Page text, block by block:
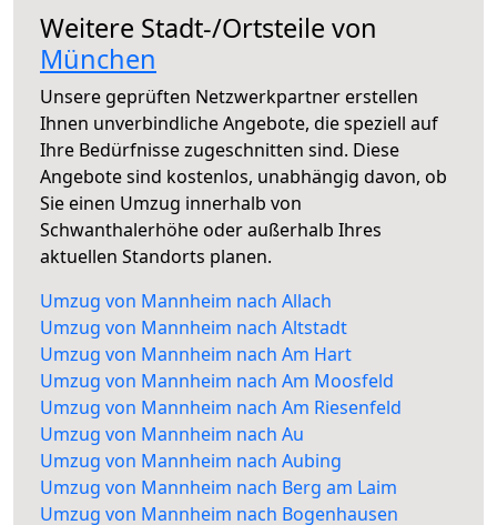
Weitere Stadt-/Ortsteile von
München
Unsere geprüften Netzwerkpartner erstellen
Ihnen unverbindliche Angebote, die speziell auf
Ihre Bedürfnisse zugeschnitten sind. Diese
Angebote sind kostenlos, unabhängig davon, ob
Sie einen Umzug innerhalb von
Schwanthalerhöhe oder außerhalb Ihres
aktuellen Standorts planen.
Umzug von Mannheim nach Allach
Umzug von Mannheim nach Altstadt
Umzug von Mannheim nach Am Hart
Umzug von Mannheim nach Am Moosfeld
Umzug von Mannheim nach Am Riesenfeld
Umzug von Mannheim nach Au
Umzug von Mannheim nach Aubing
Umzug von Mannheim nach Berg am Laim
Umzug von Mannheim nach Bogenhausen